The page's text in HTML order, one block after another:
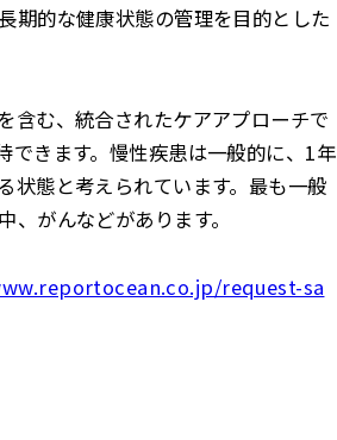
期的な健康状態の管理を目的とした
含む、統合されたケアアプローチで
できます。慢性疾患は一般的に、1年
状態と考えられています。最も一般
がんなどがあります。
request-sa